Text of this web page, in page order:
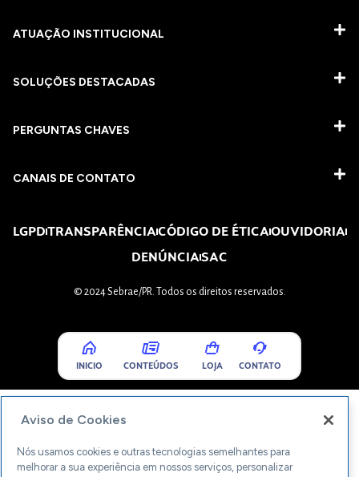
ATUAÇÃO INSTITUCIONAL
SOLUÇÕES DESTACADAS
PERGUNTAS CHAVES​
CANAIS DE CONTATO
LGPDTRANSPARÊNCIACÓDIGO DE ÉTICAOUVIDORIA
DENÚNCIASAC
© 2024 Sebrae/PR. Todos os direitos reservados.
INICIO CONTEÚDOS LOJA CONTATO
Aviso de Cookies
Nós usamos cookies e outras tecnologias semelhantes para
melhorar a sua experiência em nossos serviços, personalizar